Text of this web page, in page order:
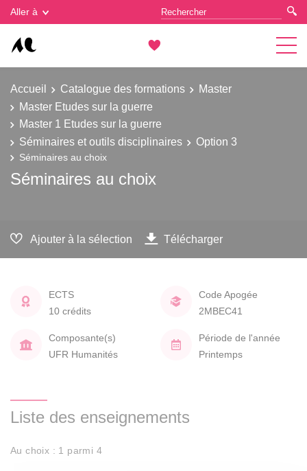
Aller à
Accueil Catalogue des formations
Master
Master Etudes sur la guerre
Master 1 Etudes sur la guerre
Séminaires et outils disciplinaires
Option 3
Séminaires au choix
Séminaires au choix
Ajouter à la sélection Télécharger
ECTS
10 crédits
Code Apogée
2MBEC41
Composante(s)
UFR Humanités
Période de l'année
Printemps
Liste des enseignements
Au choix : 1 parmi 4
Gestion des cookies